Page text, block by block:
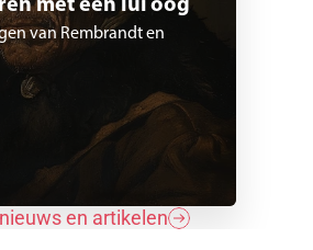
met een lui oog
van Rembrandt en
en artikelen